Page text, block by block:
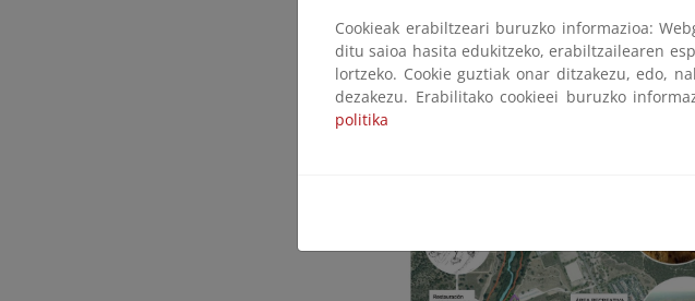
La información adicional del
Cookieak erabiltzeari buruzko informazioa:
ditu saioa hasita edukitzeko, erabiltzailearen
lortzeko. Cookie guztiak onar ditzakezu, edo,
dezakezu. Erabilitako cookieei buruzko
politika